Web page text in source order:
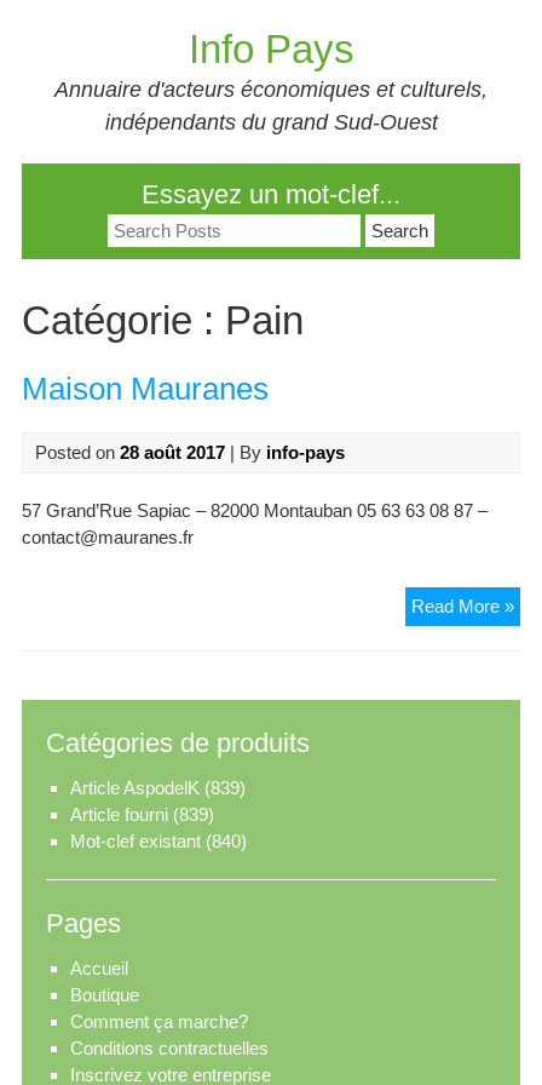
Info Pays
Annuaire d'acteurs économiques et culturels,
indépendants du grand Sud-Ouest
Essayez un mot-clef...
Search
for:
Catégorie : Pain
Maison Mauranes
Posted on 28 août 2017| By info-pays
57 Grand’Rue Sapiac – 82000 Montauban 05 63 63 08 87 –
contact@mauranes.fr
Read More »
Catégories de produits
Article AspodelK (839)
Article fourni (839)
Mot-clef existant (840)
Pages
Accueil
Boutique
Comment ça marche?
Conditions contractuelles
Inscrivez votre entreprise